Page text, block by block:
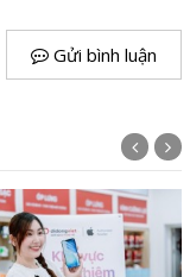
Gửi bình luận